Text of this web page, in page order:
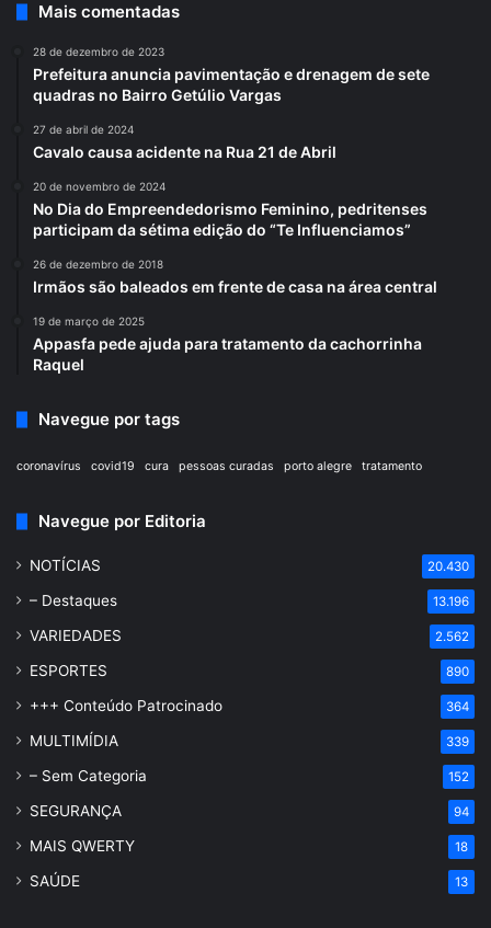
Mais comentadas
28 de dezembro de 2023
Prefeitura anuncia pavimentação e drenagem de sete
quadras no Bairro Getúlio Vargas
27 de abril de 2024
Cavalo causa acidente na Rua 21 de Abril
20 de novembro de 2024
No Dia do Empreendedorismo Feminino, pedritenses
participam da sétima edição do “Te Influenciamos”
26 de dezembro de 2018
Irmãos são baleados em frente de casa na área central
19 de março de 2025
Appasfa pede ajuda para tratamento da cachorrinha
Raquel
Navegue por tags
coronavírus covid19 cura pessoas curadas porto alegre tratamento
Navegue por Editoria
NOTÍCIAS 20.430
– Destaques 13.196
VARIEDADES 2.562
ESPORTES 890
+++ Conteúdo Patrocinado 364
MULTIMÍDIA 339
– Sem Categoria 152
SEGURANÇA 94
MAIS QWERTY 18
SAÚDE 13